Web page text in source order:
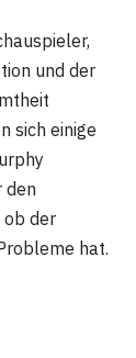
und der
sich einige
den
ob der
hat.